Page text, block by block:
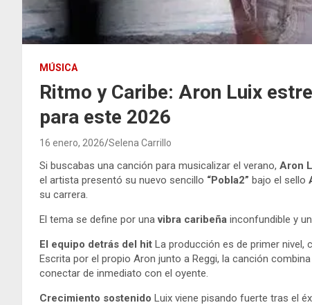
MÚSICA
Ritmo y Caribe: Aron Luix
para este 2026
16 enero, 2026 Selena Carrillo
Si buscabas una canción para musicalizar el verano, Aron
el artista presentó su nuevo sencillo “Pobla2” bajo el sello
su carrera.
El tema se define por unavibra caribeña inconfundible y un
El equipo detrás del hit La producción es de primer nivel,
Escrita por el propio Aron junto a Reggi, la canción
conectar de inmediato con el oyente.
Crecimiento sostenido Luix viene pisando fuerte tras el